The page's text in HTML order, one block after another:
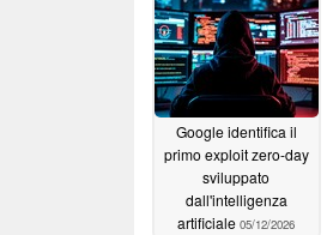
Google identifica il
primo exploit zero-day
sviluppato
dall'intelligenza
artificiale 05/12/2026